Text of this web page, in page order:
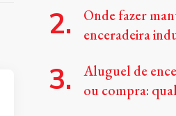
Onde fazer
enceradeira
Aluguel de
ou compra: